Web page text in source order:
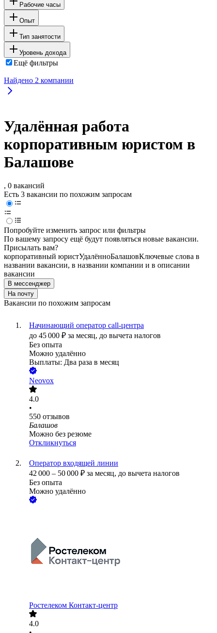
Рабочие часы
Опыт
Тип занятости
Уровень дохода
Ещё фильтры
Найдено 2 компании
Удалённая работа
корпоративным юристом в
Балашове
, 0 вакансий
Есть 3 вакансии по похожим запросам
Попробуйте изменить запрос или фильтры
По вашему запросу ещё будут появляться новые вакансии.
Присылать вам?
корпоративный юристУдалённоБалашовКлючевые слова в
названии вакансии, в названии компании и в описании
вакансии
В мессенджер
На почту
Вакансии по похожим запросам
Начинающий оператор call-центра
до 45 000 ₽ за месяц, до вычета налогов
Без опыта
Можно удалённо
Выплаты: Два раза в месяц
Neovox
4.0
•
550 отзывов
Балашов
Можно без резюме
Откликнуться
Оператор входящей линии
42 000 – 50 000 ₽ за месяц, до вычета налогов
Без опыта
Можно удалённо
Ростелеком Контакт-центр
4.0